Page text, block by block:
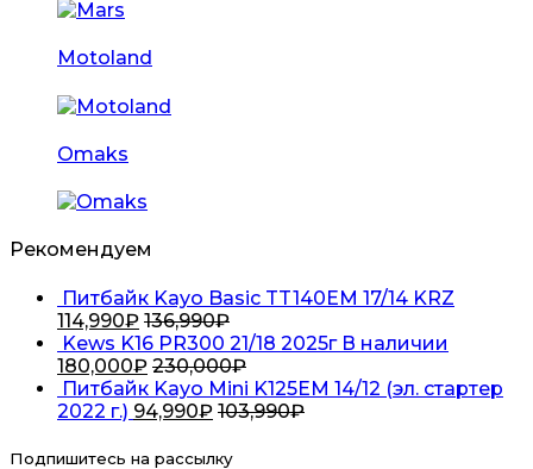
Motoland
Omaks
Рекомендуем
Питбайк Kayo Basic TT140EM 17/14 KRZ
114,990₽ 136,990₽
Kews K16 PR300 21/18 2025г В наличии
180,000₽ 230,000₽
Питбайк Kayo Mini K125EM 14/12 (эл. стартер
2022 г.) 94,990₽ 103,990₽
Подпишитесь на рассылку